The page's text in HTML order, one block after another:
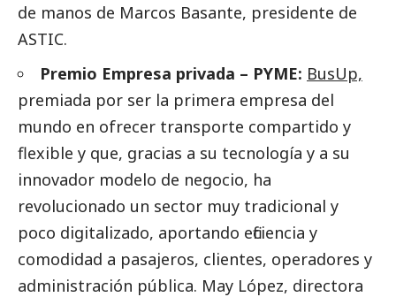
de manos de Marcos Basante, presidente de
ASTIC.
Premio Empresa privada – PYME: BusUp,
premiada por ser la primera empresa del
mundo en ofrecer transporte compartido y
flexible y que, gracias a su tecnología y a su
innovador modelo de negocio, ha
revolucionado un sector muy tradicional y
poco digitalizado, aportando eficiencia y
comodidad a pasajeros, clientes, operadores y
administración pública. May López, directora